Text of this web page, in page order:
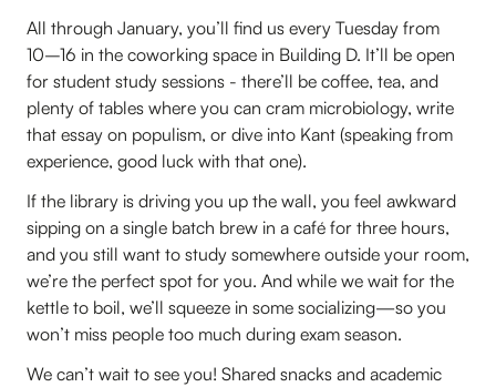
All through January, you’ll find us every Tuesday from
10–16 in the coworking space in Building D. It’ll be open
for student study sessions - there’ll be coffee, tea, and
plenty of tables where you can cram microbiology, write
that essay on populism, or dive into Kant (speaking from
experience, good luck with that one).
If the library is driving you up the wall, you feel awkward
sipping on a single batch brew in a café for three hours,
and you still want to study somewhere outside your room,
we’re the perfect spot for you. And while we wait for the
kettle to boil, we’ll squeeze in some socializing—so you
won’t miss people too much during exam season.
We can’t wait to see you! Shared snacks and academic